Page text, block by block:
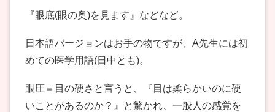
『眼底(眼の奥)を見ます』などなど。
日本語バージョンはお手の物ですが、A先生には初
めての医学用語(日中とも)。
眼圧＝目の硬さと言うと、『目は柔らかいのに硬
いことがあるのか？』と驚かれ、一般人の感覚を